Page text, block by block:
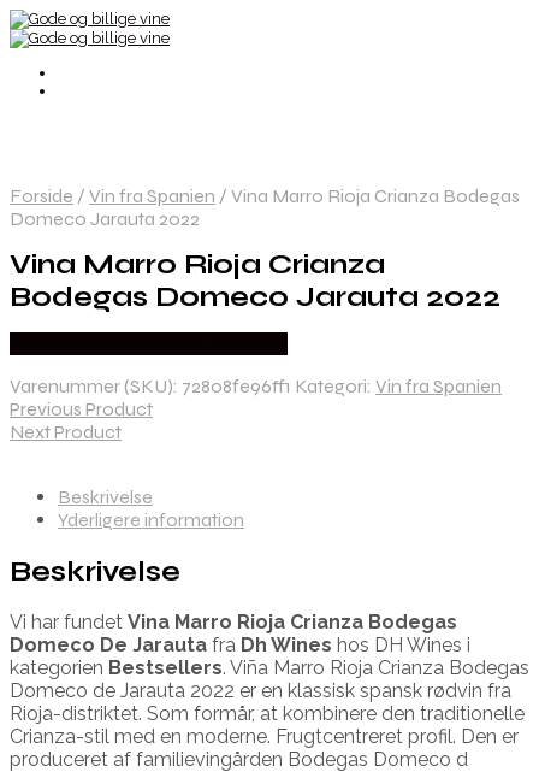
Forside / Vin fra Spanien / Vina Marro Rioja Crianza Bodegas
Domeco Jarauta 2022
Vina Marro Rioja Crianza
Bodegas Domeco Jarauta 2022
Varenummer (SKU): 72808fe96ff1 Kategori: Vin fra Spanien
Previous Product
Next Product
Beskrivelse
Yderligere information
Beskrivelse
Vi har fundet Vina Marro Rioja Crianza Bodegas
Domeco De Jarauta fra Dh Wines hos DH Wines i
kategorien Bestsellers. Viña Marro Rioja Crianza Bodegas
Domeco de Jarauta 2022 er en klassisk spansk rødvin fra
Rioja-distriktet. Som formår, at kombinere den traditionelle
Crianza-stil med en moderne. Frugtcentreret profil. Den er
produceret af familievingården Bodegas Domeco d